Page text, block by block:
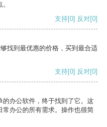
支持[0] 反对[0]
找到最优惠的价格，买到最合适
支持[0] 反对[0]
办公软件，终于找到了它。这
办公的所有需求。操作也很简